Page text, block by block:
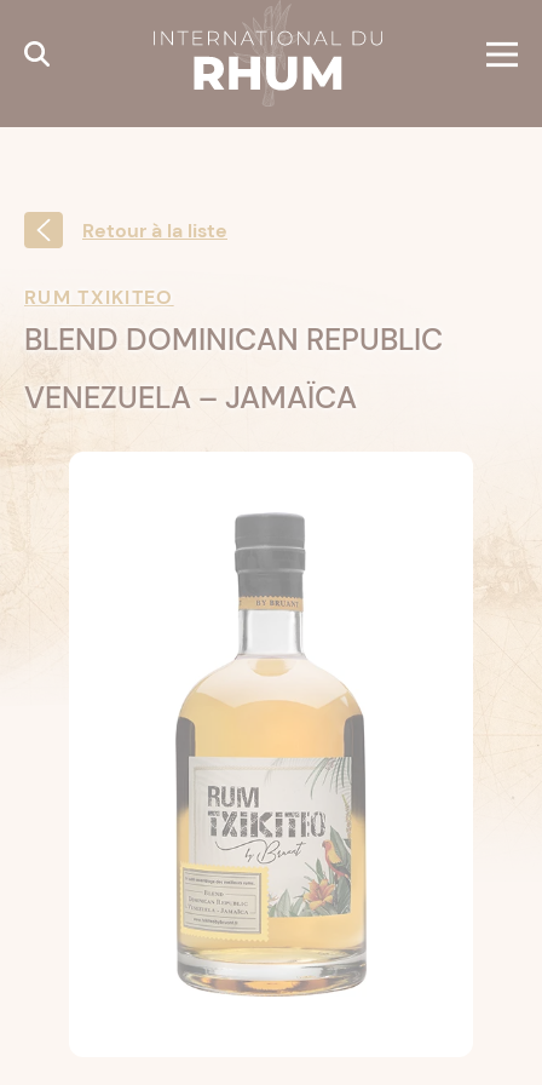
Retour à la liste
RUM TXIKITEO
BLEND DOMINICAN REPUBLIC
VENEZUELA – JAMAÏCA
Cookies management panel